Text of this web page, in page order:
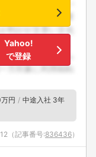
んか？
Yahoo!
で登録
円
中途入社 3年
（記事番号:836436）